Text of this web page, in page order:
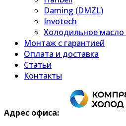
Daming (DMZL)
Invotech
Холодильное масло
Монтаж с гарантией
Оплата и доставка
Статьи
Контакты
Адрес офиса: